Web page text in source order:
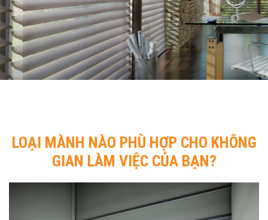
LOẠI MÀNH NÀO PHÙ HỢP CHO KHÔNG
GIAN LÀM VIỆC CỦA BẠN?